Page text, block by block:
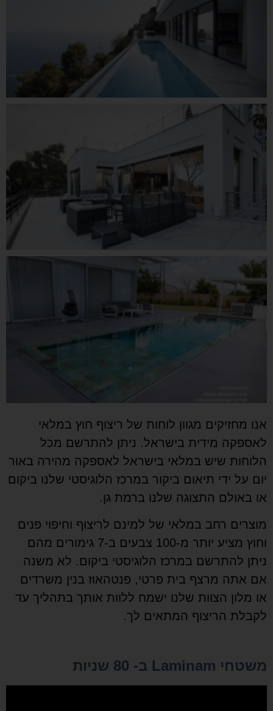
אנו מחזיקים מגוון לוחות של ריצוף חוץ במלאי
לאספקה מידית בישראל. ניתן להתרשם מכל
הלוחות שיש במלאי בישראל לאספקה מהירה באור
יום על ידי תיאום ביקור במרכז הלוגיסטי שלנו ביקום
או באולם התצוגה שלנו ברמת גן.
מוצרים רחב במלאי של למינם לריצוף וחיפוי פנים
וחוץ מציע יותר מ-100 צבעים ב-7 גימורים מהם
ניתן להתרשם במרכז הלוגיסטי ביקום. לא משנה
אם אתה מרצף בית פרטי, פנטהאוז בנין משרדים
או מלון הצוות שלנו ישמח ללוות אותך בתהליך עד
לקבלת הריצוף המתאים לך.
משטחי Laminam ב- 80 שניות